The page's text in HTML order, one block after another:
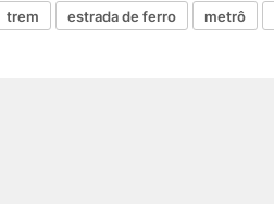
trem estrada de ferro metrô